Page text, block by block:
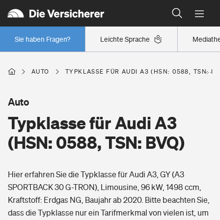
Leichte Sprache
Sie haben Fragen?
Wer versichert was: Jetzt Versicherer finden
Regionalklassen: So ist Ihre Region eingestuft
Wer versichert was: Jetzt Versicherer finden
Berufsunfähigkeitsversicherung
Erwerbsunfähigkeitsversicherung
Grundfähigkeitsversicherung
Arbeitsrechtsschutz
Wohnen
Freizeit
Pri­vate Haft­pflicht­
Gesundheit
AUTO TYPKLASSE FÜR AUDI A3 (HSN: 0588, TSN:
Typklasse für Audi A3
(HSN: 0588, TSN: BVQ)
Auto
Hier erfahren Sie die Typklasse für Audi A3, GY (A3
SPORTBACK 30 G-TRON), Limousine, 96 kW, 1498 ccm,
Kraftstoff: Erdgas NG, Baujahr ab 2020. Bitte beachten Sie,
dass die Typklasse nur ein Tarifmerkmal von vielen ist, um